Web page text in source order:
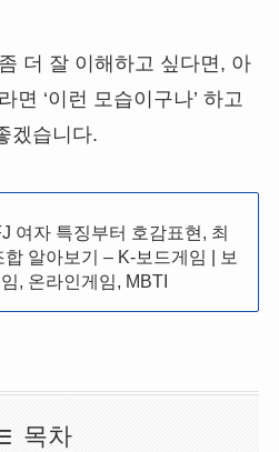
더 잘 이해하고 싶다면, 아
면 ‘이런 모습이구나’ 하고
겠습니다.
여자 특징부터 호감표현, 최
합 알아보기 – K-보드게임 | 보
, 온라인게임, MBTI
목차